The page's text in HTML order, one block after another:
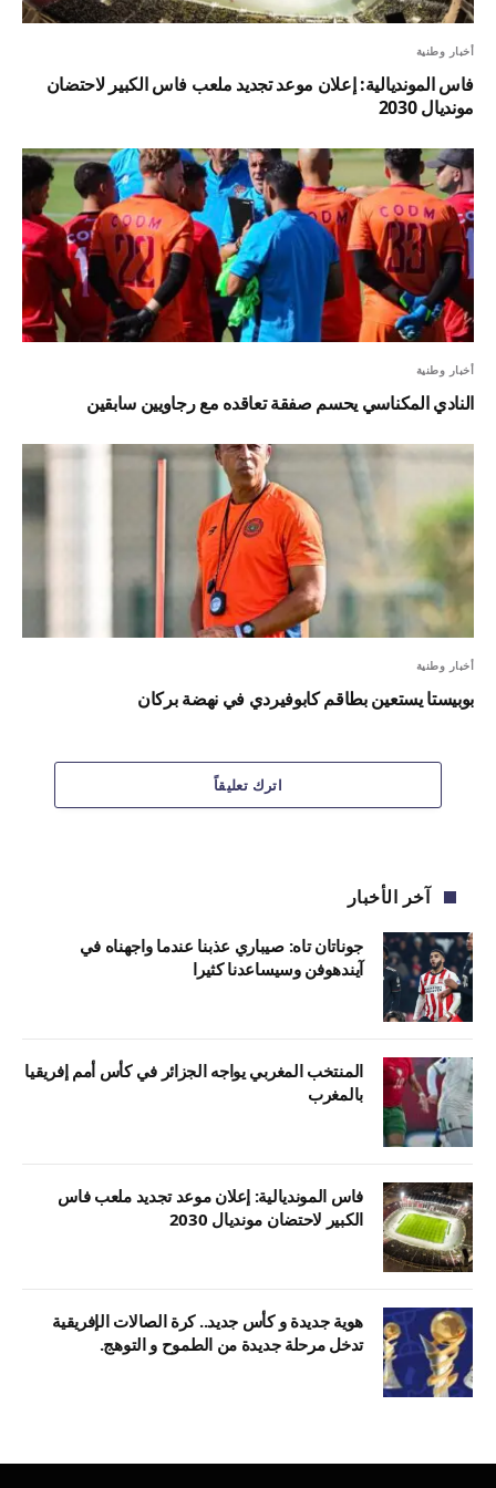
أخبار وطنية
فاس المونديالية: إعلان موعد تجديد ملعب فاس الكبير لاحتضان
مونديال 2030
أخبار وطنية
النادي المكناسي يحسم صفقة تعاقده مع رجاويين سابقين
أخبار وطنية
بوبيستا يستعين بطاقم كابوفيردي في نهضة بركان
اترك تعليقاً
آخر الأخبار
جوناتان تاه: صيباري عذبنا عندما واجهناه في
آيندهوفن وسيساعدنا كثيرا
المنتخب المغربي يواجه الجزائر في كأس أمم إفريقيا
بالمغرب
فاس المونديالية: إعلان موعد تجديد ملعب فاس
الكبير لاحتضان مونديال 2030
هوية جديدة و كأس جديد.. كرة الصالات الإفريقية
تدخل مرحلة جديدة من الطموح و التوهج.